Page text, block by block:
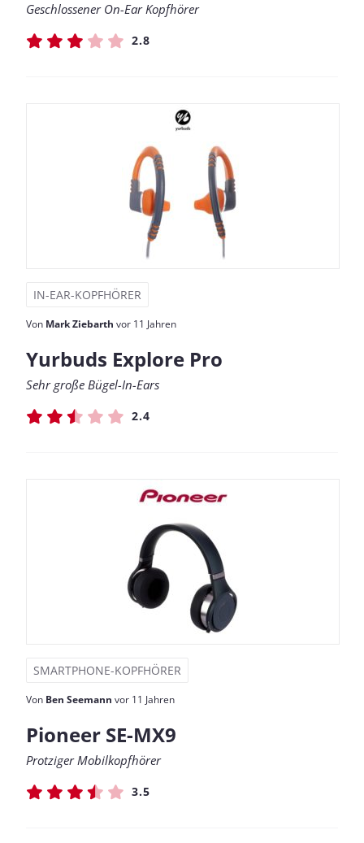
Geschlossener On-Ear Kopfhörer
2.8
IN-EAR-KOPFHÖRER
Von Mark Ziebarth vor 11 Jahren
Yurbuds Explore Pro
Sehr große Bügel-In-Ears
2.4
SMARTPHONE-KOPFHÖRER
Von Ben Seemann vor 11 Jahren
Pioneer SE-MX9
Protziger Mobilkopfhörer
3.5